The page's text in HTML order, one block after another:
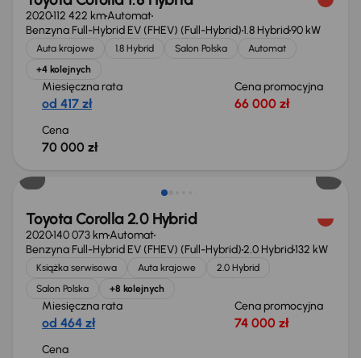
2020112 422 kmAutomat
Benzyna Full-Hybrid EV (FHEV) (Full-Hybrid)1.8 Hybrid90 kW
Auta krajowe 1.8 Hybrid Salon Polska
Automat
+4 kolejnych
Miesięczna rata
od 417 zł
Cena promocyjna
66 000 zł
Cena
70 000 zł
Toyota Corolla 2.0 Hybrid
2020140 073 kmAutomat
Benzyna Full-Hybrid EV (FHEV) (Full-Hybrid)2.0 Hybrid132 kW
Książka serwisowa Auta krajowe
2.0 Hybrid
Salon Polska
+8 kolejnych
Miesięczna rata
od 464 zł
Cena promocyjna
74 000 zł
Cena